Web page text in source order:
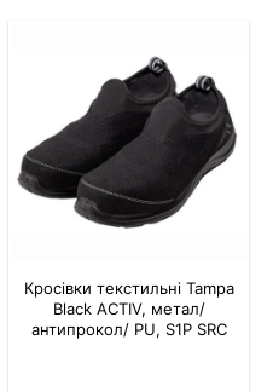
Кросівки текстильні Tampa
Black ACTIV, метал/
антипрокол/ PU, S1P SRC